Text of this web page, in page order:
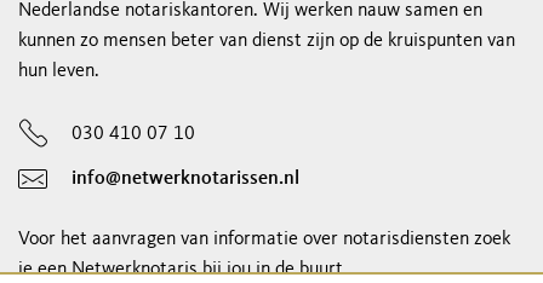
Nederlandse notariskantoren. Wij werken nauw samen en
kunnen zo mensen beter van dienst zijn op de kruispunten van
hun leven.
030 410 07 10
info@netwerknotarissen.nl
Voor het aanvragen van informatie over notarisdiensten zoek
je een Netwerknotaris bij jou in de buurt.